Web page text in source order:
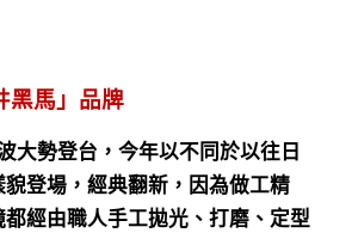
黑馬」品牌
大勢登台，今年以不同於以往日
登場，經典翻新，因為做工精
經由職人手工拋光、打磨、定型